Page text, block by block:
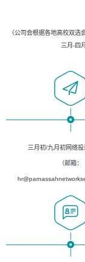
（公司会根据各地高校双选
三月-四
三月初/九月初网络
（邮箱：